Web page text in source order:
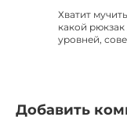
Хватит
какой
уровней,
Добавить